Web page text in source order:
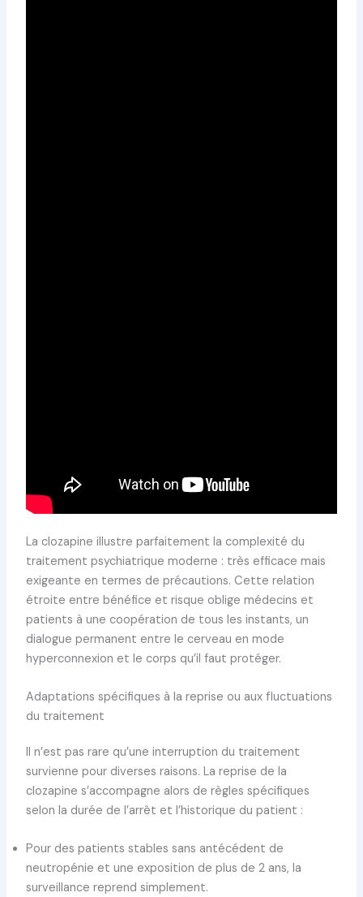
La clozapine illustre parfaitement la complexité du
traitement psychiatrique moderne : très efficace mais
exigeante en termes de précautions. Cette relation
étroite entre bénéfice et risque oblige médecins et
patients à une coopération de tous les instants, un
dialogue permanent entre le cerveau en mode
hyperconnexion et le corps qu’il faut protéger.
Adaptations spécifiques à la reprise ou aux fluctuations
du traitement
Il n’est pas rare qu’une interruption du traitement
survienne pour diverses raisons. La reprise de la
clozapine s’accompagne alors de règles spécifiques
selon la durée de l’arrêt et l’historique du patient :
Pour des patients stables sans antécédent de
neutropénie et une exposition de plus de 2 ans, la
surveillance reprend simplement.